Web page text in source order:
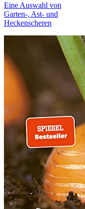
Eine Auswahl von
Garten-, Ast- und
Heckenscheren